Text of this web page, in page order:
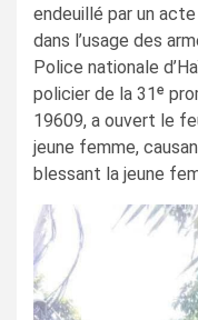
endeuillé par un
dans l’usage des
Police nationale
policier de la 31ᵉ
19609, a ouvert le
jeune femme,
blessant la jeune